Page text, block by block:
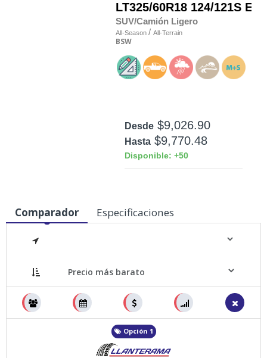
LT325/60R18 124/121S E
SUV/Camión Ligero
All-Season / All-Terrain
BSW
Desde $9,026.90
Hasta $9,770.48
Disponible: +50
Medidas
Comparador Especificaciones
Opción 1